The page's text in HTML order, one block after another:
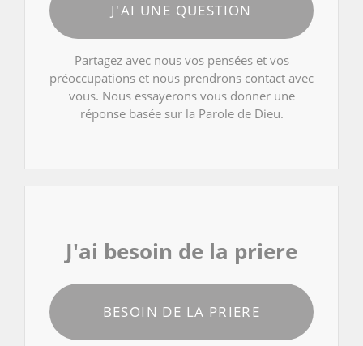
J'AI UNE QUESTION
Partagez avec nous vos pensées et vos
préoccupations et nous prendrons contact avec
vous. Nous essayerons vous donner une
réponse basée sur la Parole de Dieu.
J'ai besoin de la priere
BESOIN DE LA PRIERE